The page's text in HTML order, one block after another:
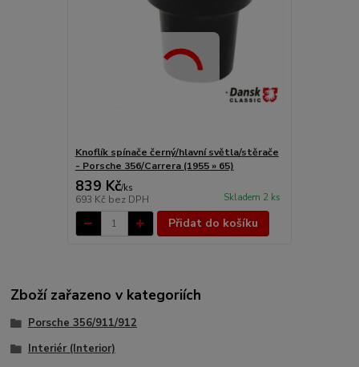
Knoflík spínače černý/hlavní světla/stěrače
- Porsche 356/Carrera (1955 » 65)
839 Kč/ks
693 Kč bez DPH Skladem 2 ks
Přidat do košíku
Zboží zařazeno v kategoriích
Porsche 356/911/912
Interiér (Interior)